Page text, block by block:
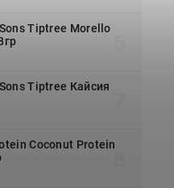
Tiptree Morello
Tiptree Кайсия
Coconut Protein